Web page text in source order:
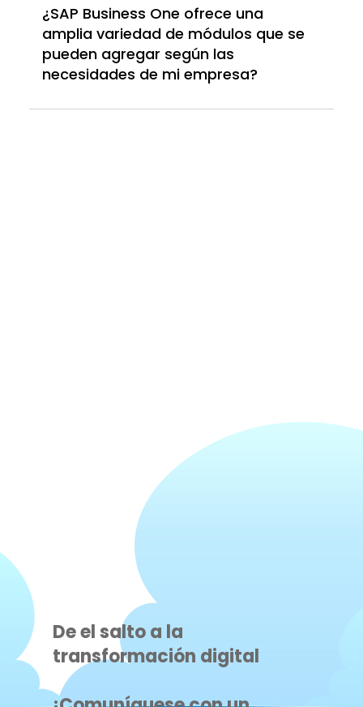
¿SAP Business One ofrece una
amplia variedad de módulos que se
pueden agregar según las
necesidades de mi empresa?
De el salto a la
transformación digital